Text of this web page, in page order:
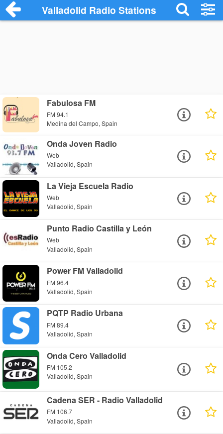
Valladolid Radio Stations
Fabulosa FM
FM 94.1
Medina del Campo, Spain
Onda Joven Radio
Web
Valladolid, Spain
La Vieja Escuela Radio
Web
Valladolid, Spain
Punto Radio Castilla y León
Web
Valladolid, Spain
Power FM Valladolid
FM 96.4
Valladolid, Spain
PQTP Radio Urbana
FM 89.4
Valladolid, Spain
Onda Cero Valladolid
FM 105.2
Valladolid, Spain
Cadena SER - Radio Valladolid
FM 106.7
Valladolid, Spain